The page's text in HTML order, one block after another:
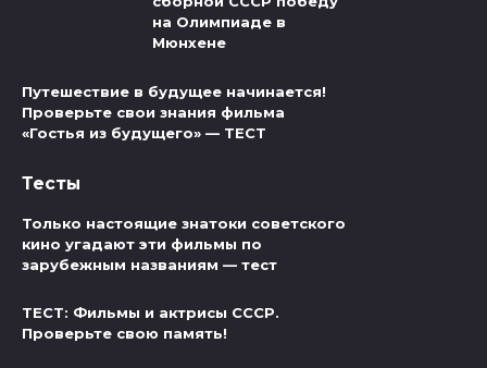
на Олимпиаде в
Мюнхене
Путешествие в будущее начинается!
Проверьте свои знания фильма
«Гостья из будущего» — ТЕСТ
Тесты
Только настоящие знатоки советского
кино угадают эти фильмы по
зарубежным названиям — тест
ТЕСТ: Фильмы и актрисы СССР.
Проверьте свою память!